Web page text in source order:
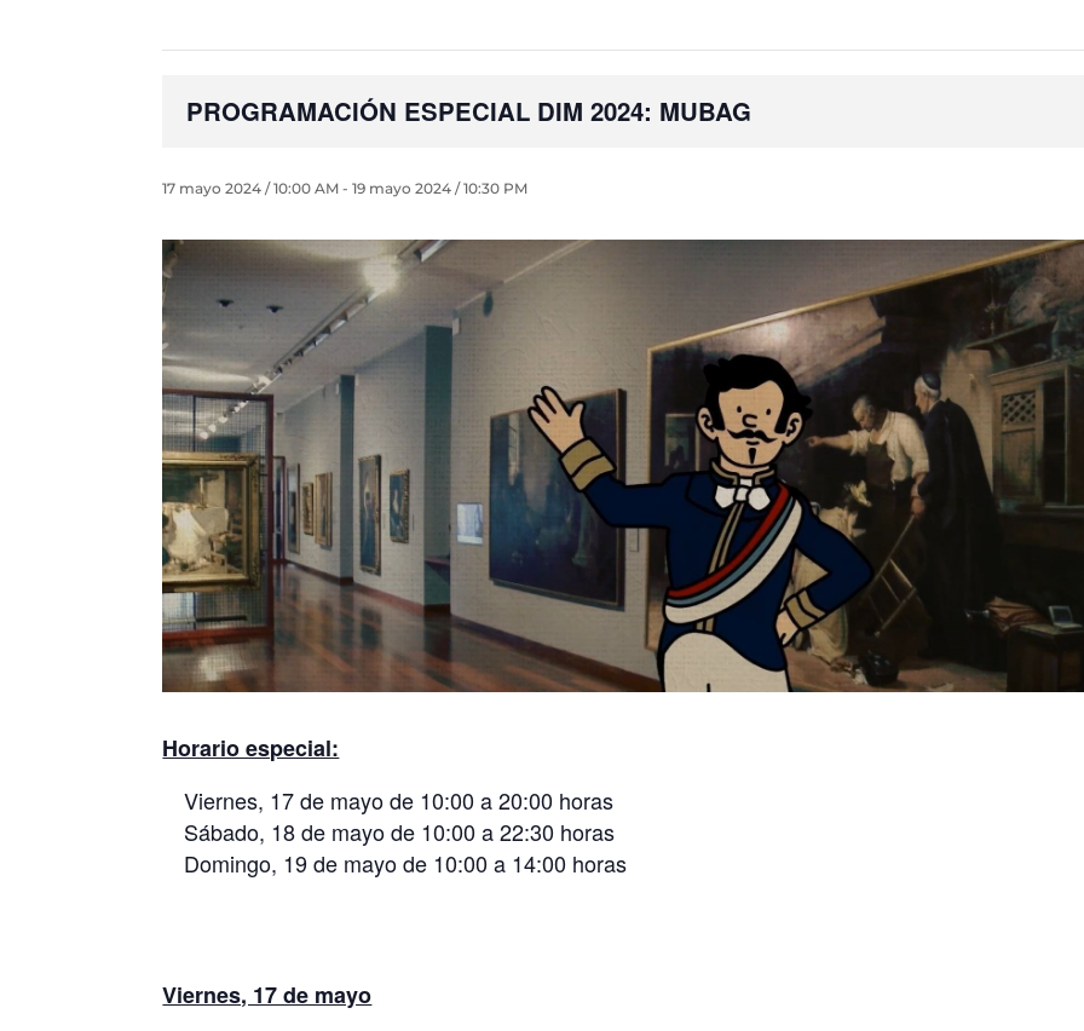
PROGRAMACIÓN ESPECIAL DIM 2024: MUBAG
17 mayo 2024 / 10:00 AM -19 mayo 2024 / 10:30 PM
Horario especial:
Viernes, 17 de mayo de 10:00 a 20:00 horas
Sábado, 18 de mayo de 10:00 a 22:30 horas
Domingo, 19 de mayo de 10:00 a 14:00 horas
Viernes, 17 de mayo